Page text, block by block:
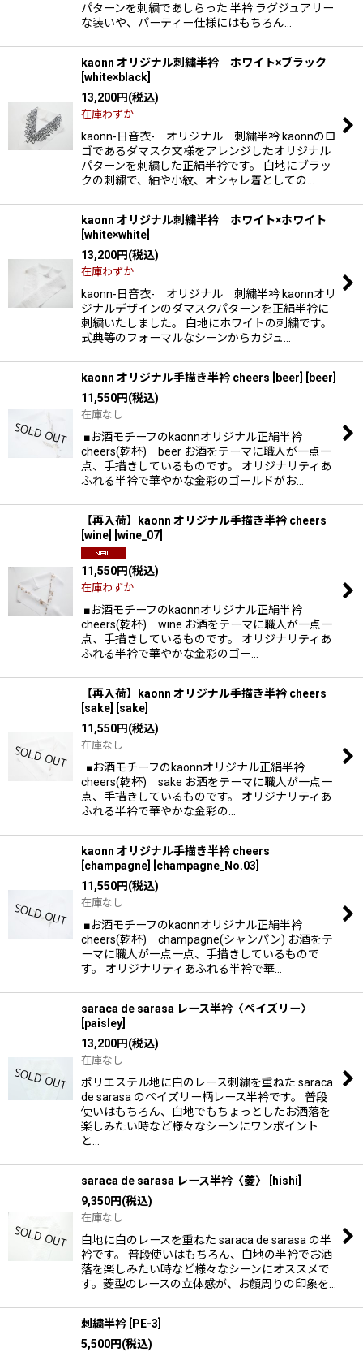
パターンを刺繍であしらった 半衿 ラグジュアリー
な装いや、パーティー仕様にはもちろん…
kaonn オリジナル刺繍半衿 ホワイト×ブラック
white×black
13,200円(税込)
在庫わずか
kaonn-日音衣- オリジナル 刺繍半衿 kaonnのロ
ゴであるダマスク文様をアレンジしたオリジナル
パターンを刺繍した正絹半衿です。 白地にブラッ
クの刺繍で、紬や小紋、オシャレ着としての…
kaonn オリジナル刺繍半衿 ホワイト×ホワイト
white×white
13,200円(税込)
在庫わずか
kaonn-日音衣- オリジナル 刺繍半衿 kaonnオリ
ジナルデザインのダマスクパターンを正絹半衿に
刺繍いたしました。 白地にホワイトの刺繍です。
式典等のフォーマルなシーンからカジュ…
kaonn オリジナル手描き半衿 cheers [beer] beer
11,550円(税込)
在庫なし
■お酒モチーフのkaonnオリジナル正絹半衿
cheers(乾杯) beer お酒をテーマに職人が一点一
点、手描きしているものです。 オリジナリティあ
ふれる半衿で華やかな金彩のゴールドがお…
【再入荷】kaonn オリジナル手描き半衿 cheers
[wine]
wine_07
11,550円(税込)
在庫わずか
■お酒モチーフのkaonnオリジナル正絹半衿
cheers(乾杯) wine お酒をテーマに職人が一点一
点、手描きしているものです。 オリジナリティあ
ふれる半衿で華やかな金彩のゴー…
【再入荷】kaonn オリジナル手描き半衿 cheers
[sake]
sake
11,550円(税込)
在庫なし
■お酒モチーフのkaonnオリジナル正絹半衿
cheers(乾杯) sake お酒をテーマに職人が一点一
点、手描きしているものです。 オリジナリティあ
ふれる半衿で華やかな金彩の…
kaonn オリジナル手描き半衿 cheers
[champagne]
champagne_No.03
11,550円(税込)
在庫なし
■お酒モチーフのkaonnオリジナル正絹半衿
cheers(乾杯) champagne(シャンパン) お酒をテ
ーマに職人が一点一点、手描きしているもので
す。 オリジナリティあふれる半衿で華…
saraca de sarasa レース半衿〈ペイズリー〉
paisley
13,200円(税込)
在庫なし
ポリエステル地に白のレース刺繍を重ねた saraca
de sarasa のペイズリー柄レース半衿です。 普段
使いはもちろん、白地でもちょっとしたお洒落を
楽しみたい時など様々なシーンにワンポイント
と…
saraca de sarasa レース半衿〈菱〉 hishi
9,350円(税込)
在庫なし
白地に白のレースを重ねた saraca de sarasa の半
衿です。 普段使いはもちろん、白地の半衿でお洒
落を楽しみたい時など様々なシーンにオススメで
す。菱型のレースの立体感が、お顔周りの印象を…
刺繍半衿 PE-3
5,500円(税込)